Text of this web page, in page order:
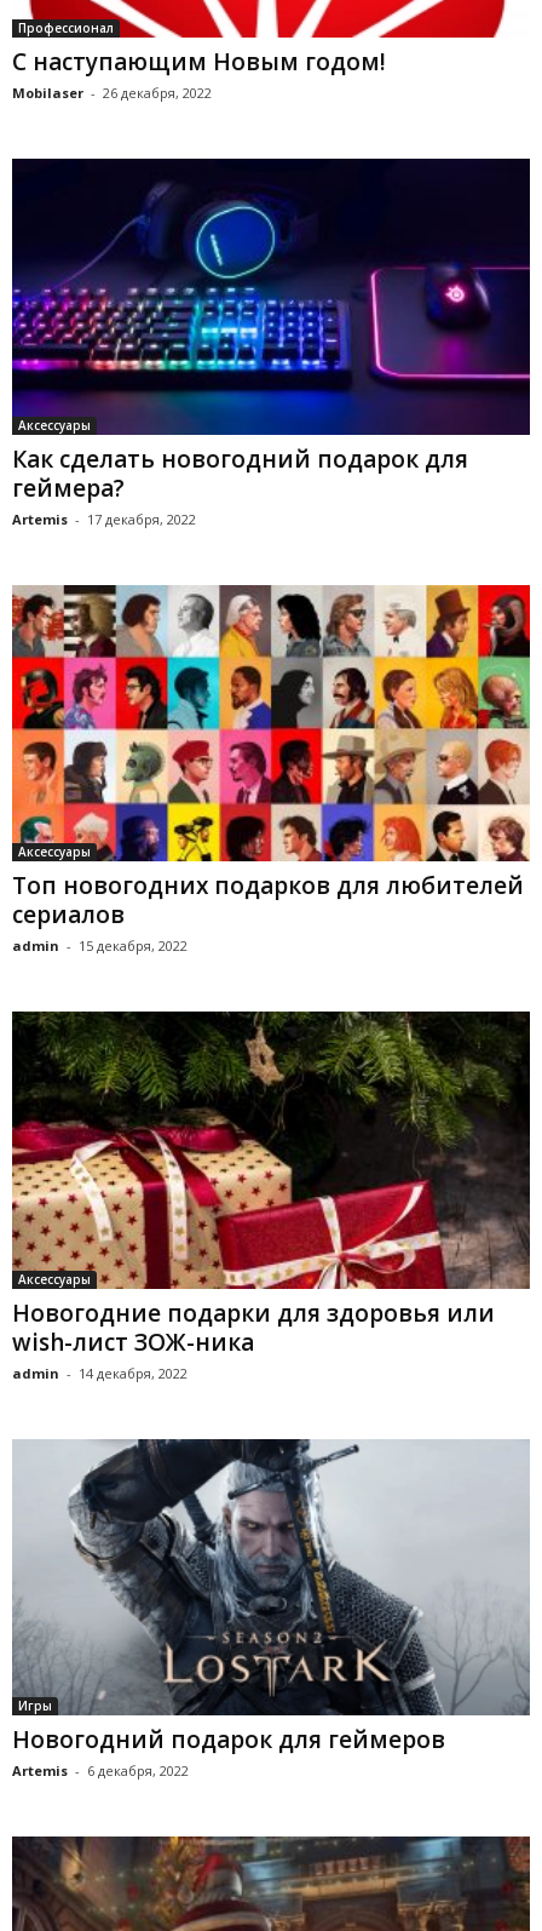
Профессионал
С наступающим Новым годом!
Mobilaser - 26 декабря, 2022
Аксессуары
Как сделать новогодний подарок для
геймера?
Artemis - 17 декабря, 2022
Аксессуары
Топ новогодних подарков для любителей
сериалов
admin - 15 декабря, 2022
Аксессуары
Новогодние подарки для здоровья или
wish-лист ЗОЖ-ника
admin - 14 декабря, 2022
Игры
Новогодний подарок для геймеров
Artemis - 6 декабря, 2022